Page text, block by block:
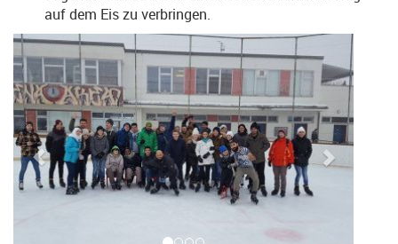
auf dem Eis zu verbringen.